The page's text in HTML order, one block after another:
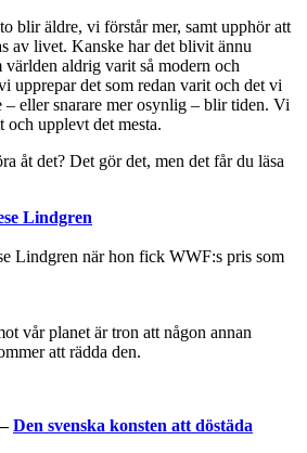
blir äldre, vi förstår mer, samt upphör att
av livet. Kanske har det blivit ännu
världen aldrig varit så modern och
upprepar det som redan varit och det vi
– eller snarare mer osynlig – blir tiden. Vi
och upplevt det mesta.
åt det? Det gör det, men det får du läsa
Lindgren
Lindgren när hon fick WWF:s pris som
vår planet är tron att någon annan
att rädda den.
Den svenska konsten att döstäda